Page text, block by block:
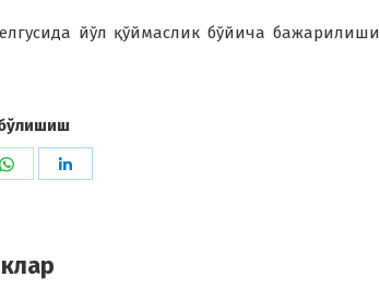
йўл қўймаслик бўйича бажарилиши
Share